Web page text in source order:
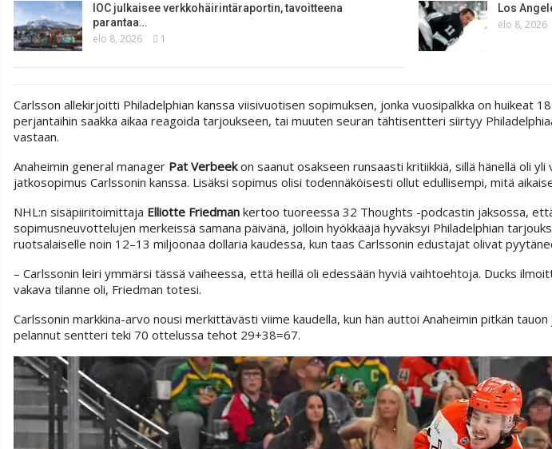
IOC julkaisee verkkohäirintäraportin, tavoitteena
parantaa…
elo 8, 2026 1
Los
elo 8, 2026
Carlsson allekirjoitti Philadelphian kanssa viisivuotisen sopimuksen, jonka vuosipalkka on huikeat
perjantaihin saakka aikaa reagoida tarjoukseen, tai muuten seuran tähtisentteri siirtyy
vastaan.
Anaheimin general manager Pat Verbeekon saanut osakseen runsaasti kritiikkiä, sillä hänellä oli
jatkosopimus Carlssonin kanssa. Lisäksi sopimus olisi todennäköisesti ollut edullisempi, mitä
NHL:n sisäpiiritoimittaja Elliotte Friedman kertoo tuoreessa 32 Thoughts -podcastin jaksossa,
sopimusneuvottelujen merkeissä samana päivänä, jolloin hyökkääjä hyväksyi Philadelphian
ruotsalaiselle noin 12–13 miljoonaa dollaria kaudessa, kun taas Carlssonin edustajat olivat
– Carlssonin leiri ymmärsi tässä vaiheessa, että heillä oli edessään hyviä vaihtoehtoja. Ducks
vakava tilanne oli, Friedman totesi.
Carlssonin markkina-arvo nousi merkittävästi viime kaudella, kun hän auttoi Anaheimin pitkän
pelannut sentteri teki 70 ottelussa tehot 29+38=67.